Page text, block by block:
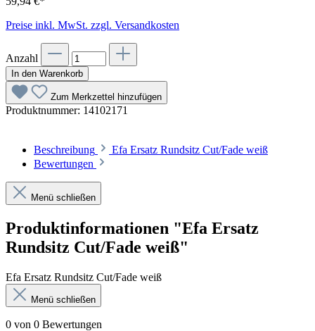
Preise inkl. MwSt. zzgl. Versandkosten
Anzahl
In den Warenkorb
Zum Merkzettel hinzufügen
Produktnummer: 14102171
Beschreibung
Efa Ersatz Rundsitz Cut/Fade weiß
Bewertungen
Menü schließen
Produktinformationen "Efa Ersatz
Rundsitz Cut/Fade weiß"
Efa Ersatz Rundsitz Cut/Fade weiß
Menü schließen
0 von 0 Bewertungen